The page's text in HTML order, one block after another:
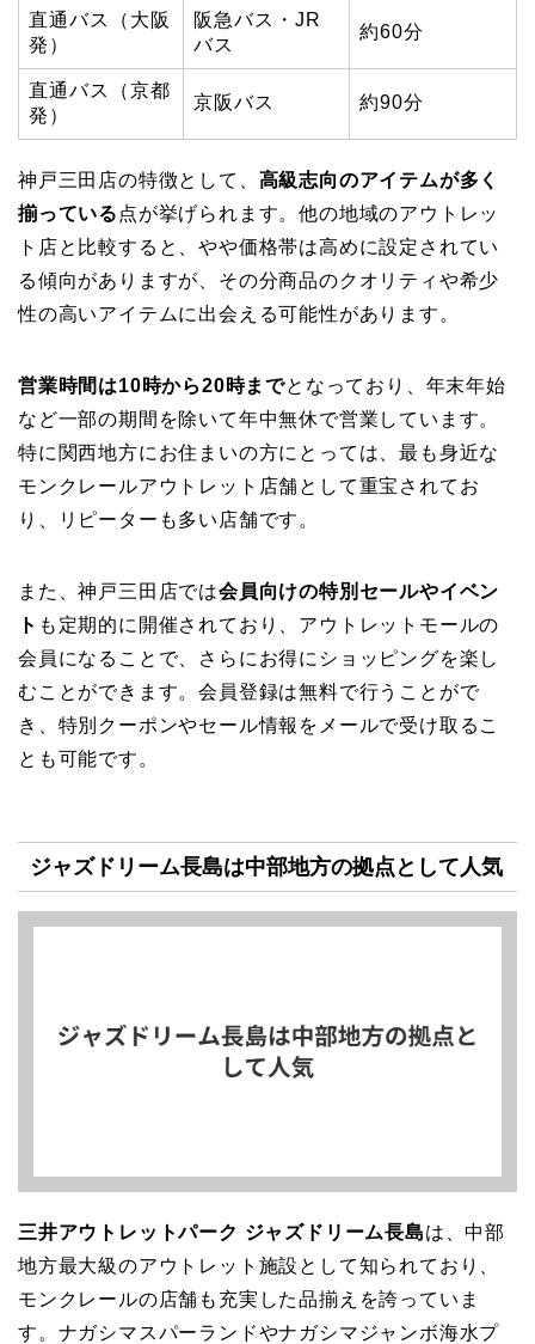
直通バス（大阪
発）
阪急バス・JR
バス
約60分
直通バス（京都
発）
京阪バス 約90分
神戸三田店の特徴として、 高級志向のアイテムが多く
揃っている 点が挙げられます。他の地域のアウトレッ
ト店と比較すると、やや価格帯は高めに設定されてい
る傾向がありますが、その分商品のクオリティや希少
性の高いアイテムに出会える可能性があります。
営業時間は10時から20時までとなっており、年末年始
など一部の期間を除いて年中無休で営業しています。
特に関西地方にお住まいの方にとっては、最も身近な
モンクレールアウトレット店舗として重宝されてお
り、リピーターも多い店舗です。
また、神戸三田店では会員向けの特別セールやイベン
ト も定期的に開催されており、アウトレットモールの
会員になることで、さらにお得にショッピングを楽し
むことができます。会員登録は無料で行うことがで
き、特別クーポンやセール情報をメールで受け取るこ
とも可能です。
ジャズドリーム長島は中部地方の拠点として人気
三井アウトレットパーク ジャズドリーム長島は、中部
地方最大級のアウトレット施設として知られており、
モンクレールの店舗も充実した品揃えを誇っていま
す。ナガシマスパーランドやナガシマジャンボ海水プ